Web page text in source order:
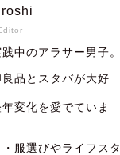
中のアラサー男子。
品とスタバが大好
変化を愛でていま
服選びやライフスタ